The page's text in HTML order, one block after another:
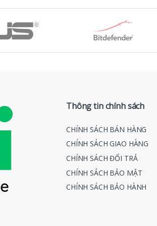
Thông tin chính sách
CHÍNH SÁCH BÁN HÀNG
CHÍNH SÁCH GIAO HÀNG
CHÍNH SÁCH ĐỔI TRẢ
CHÍNH SÁCH BẢO MẬT
CHÍNH SÁCH BẢO HÀNH